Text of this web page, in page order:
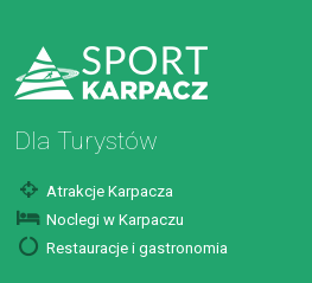
Dla Turystów
Atrakcje Karpacza
Noclegi w Karpaczu
Restauracje i gastronomia